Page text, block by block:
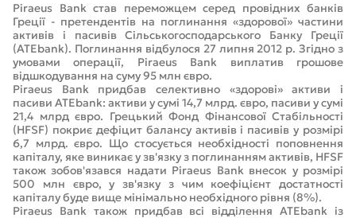
Piraeus Bank став переможцем серед провідних банків
Греції - претендентів на поглинання «здорової» частини
активів і пасивів Сільськогосподарського Банку Греції
(ATEbank). Поглинання відбулося 27 липня 2012 р. Згідно з
умовами операції, Piraeus Bank виплатив грошове
відшкодування на суму 95 млн євро.
Piraeus Bank придбав селективно «здорові» активи і
пасиви ATEbank: активи у сумі 14,7 млрд. євро, пасиви у сумі
21,4 млрд євро. Грецький Фонд Фінансової Стабільності
(HFSF) покриє дефіцит балансу активів і пасивів у розмірі
6,7 млрд. євро. Що стосується необхідності поповнення
капіталу, яке виникає у зв'язку з поглинанням активів, HFSF
також зобов'язався надати Piraeus Bank внесок у розмірі
500 млн євро, у зв'язку з чим коефіцієнт достатності
капіталу буде вище мінімально необхідного рівня (8%).
Piraeus Bank також придбав всі відділення ATEbank із